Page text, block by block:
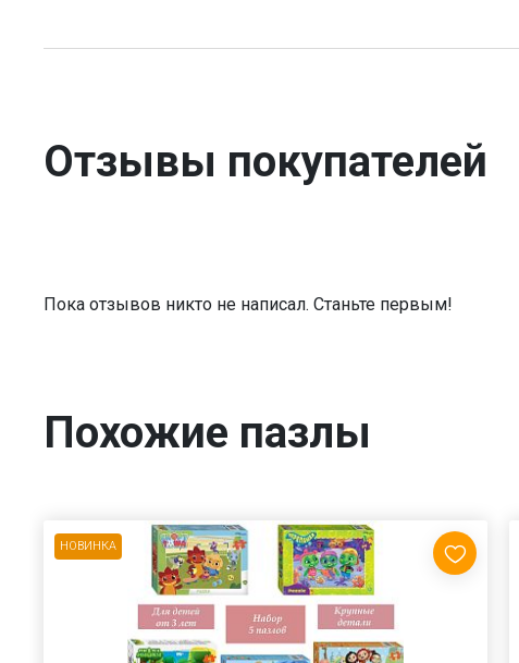
Отзывы покупателей
Пока отзывов никто не написал. Станьте первым!
Похожие пазлы
НОВИНКА